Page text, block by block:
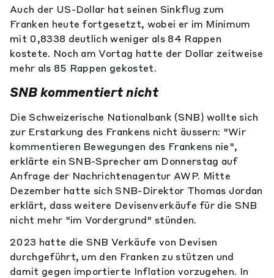
Auch der US-Dollar hat seinen Sinkflug zum
Franken heute fortgesetzt, wobei er im Minimum
mit 0,8338 deutlich weniger als 84 Rappen
kostete. Noch am Vortag hatte der Dollar zeitweise
mehr als 85 Rappen gekostet.
SNB kommentiert nicht
Die Schweizerische Nationalbank (SNB) wollte sich
zur Erstarkung des Frankens nicht äussern: "Wir
kommentieren Bewegungen des Frankens nie",
erklärte ein SNB-Sprecher am Donnerstag auf
Anfrage der Nachrichtenagentur AWP. Mitte
Dezember hatte sich SNB-Direktor Thomas Jordan
erklärt, dass weitere Devisenverkäufe für die SNB
nicht mehr "im Vordergrund" stünden.
2023 hatte die SNB Verkäufe von Devisen
durchgeführt, um den Franken zu stützen und
damit gegen importierte Inflation vorzugehen. In